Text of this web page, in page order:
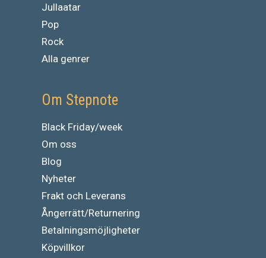
Jullaatar
Pop
Rock
Alla genrer
Om Stepnote
Black Friday/week
Om oss
Blog
Nyheter
Frakt och Leverans
Ångerrätt/Returnering
Betalningsmöjligheter
Köpvillkor